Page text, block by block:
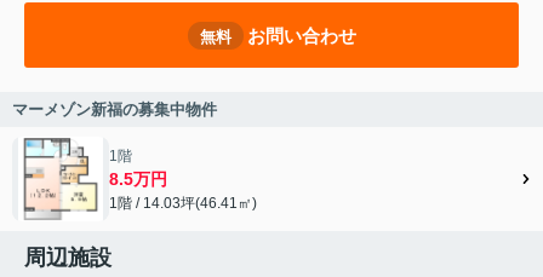
無料 お問い合わせ
マーメゾン新福の募集中物件
1階
8.5万円
1階 / 14.03坪(46.41㎡)
周辺施設